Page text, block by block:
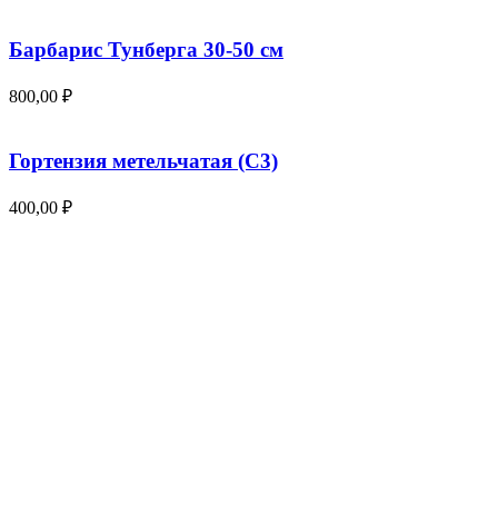
Барбарис Тунберга 30-50 см
800,00 ₽
Гортензия метельчатая (С3)
400,00 ₽